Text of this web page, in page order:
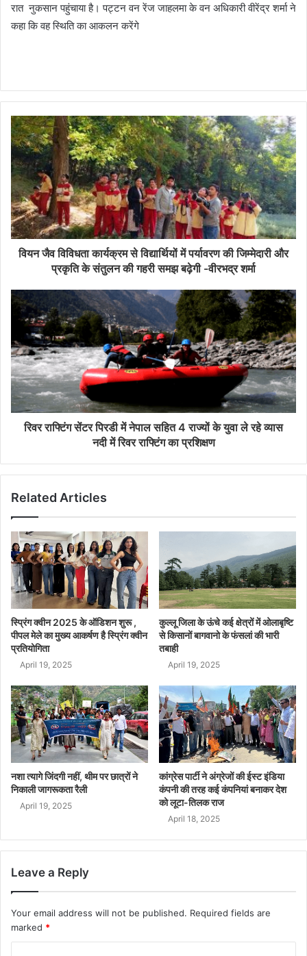
रात नुकसान पहुंचाया है। पट्टन वन रेंज जाहलमा के वन अधिकारी वीरेंद्र शर्मा ने
कहा कि वह स्थिति का आकलन करेंगे
वियन जैव विविधता कार्यक्रम से विद्यार्थियों में पर्यावरण की जिम्मेदारी और
प्रकृति के संतुलन की गहरी समझ बढ़ेगी -वीरभद्र शर्मा
रिवर राफ्टिंग सेंटर पिरडी में नेपाल सहित 4 राज्यों के युवा ले रहे व्यास
नदी में रिवर राफ्टिंग का प्रशिक्षण
Related Articles
स्प्रिंग क्वीन 2025 के ऑडिशन शुरू ,
पीपल मेले का मुख्य आकर्षण है स्प्रिंग क्वीन
प्रतियोगिता
April 19, 2025
कुल्लू जिला के ऊंचे कई क्षेत्रों में ओलाबृष्टि
से किसानों बागवानो के फंसलां की भारी
तबाही
April 19, 2025
नशा त्यागे जिंदगी नहीं, थीम पर छात्रों ने
निकाली जागरूकता रैली
April 19, 2025
कांग्रेस पार्टी ने अंग्रेजों की ईस्ट इंडिया
कंपनी की तरह कई कंपनियां बनाकर देश
को लूटा-तिलक राज
April 18, 2025
Leave a Reply
Your email address will not be published. Required fields are
marked *